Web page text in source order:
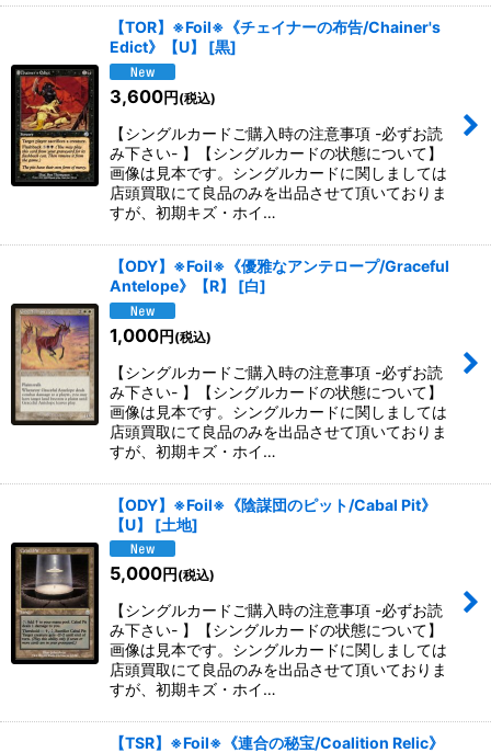
【TOR】※Foil※《チェイナーの布告/Chainer's
Edict》【U】
[黒]
3,600円 (税込)
【シングルカードご購入時の注意事項 -必ずお読
み下さい- 】【シングルカードの状態について】
画像は見本です。シングルカードに関しましては
店頭買取にて良品のみを出品させて頂いておりま
すが、初期キズ・ホイ…
【ODY】※Foil※《優雅なアンテロープ/Graceful
Antelope》【R】
[白]
1,000円 (税込)
【シングルカードご購入時の注意事項 -必ずお読
み下さい- 】【シングルカードの状態について】
画像は見本です。シングルカードに関しましては
店頭買取にて良品のみを出品させて頂いておりま
すが、初期キズ・ホイ…
【ODY】※Foil※《陰謀団のピット/Cabal Pit》
【U】
[土地]
5,000円 (税込)
【シングルカードご購入時の注意事項 -必ずお読
み下さい- 】【シングルカードの状態について】
画像は見本です。シングルカードに関しましては
店頭買取にて良品のみを出品させて頂いておりま
すが、初期キズ・ホイ…
【TSR】※Foil※《連合の秘宝/Coalition Relic》